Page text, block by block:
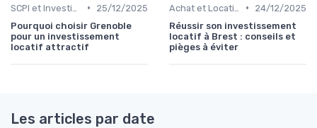
•
25/12/2025
Pourquoi choisir Grenoble
pour un investissement
locatif attractif
•
24/12/2025
Réussir son investissement
locatif à Brest : conseils et
pièges à éviter
Les articles par date